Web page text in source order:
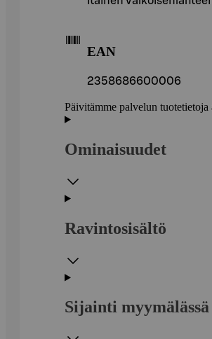
EAN
2358686600006
Päivitämme palvelun
Ominaisuudet
Ravintosisältö
Sijainti myymälässä